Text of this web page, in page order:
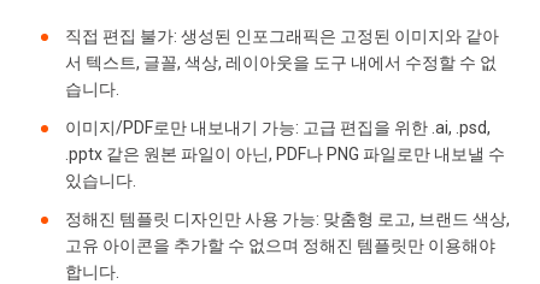
직접 편집 불가: 생성된 인포그래픽은 고정된 이미지와 같아
서 텍스트, 글꼴, 색상, 레이아웃을 도구 내에서 수정할 수 없
습니다.
이미지/PDF로만 내보내기 가능: 고급 편집을 위한 .ai, .psd,
.pptx 같은 원본 파일이 아닌, PDF나 PNG 파일로만 내보낼 수
있습니다.
정해진 템플릿 디자인만 사용 가능: 맞춤형 로고, 브랜드 색상,
고유 아이콘을 추가할 수 없으며 정해진 템플릿만 이용해야
합니다.